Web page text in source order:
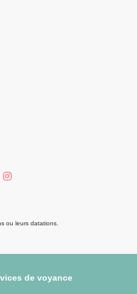
ou leurs datations.
de voyance